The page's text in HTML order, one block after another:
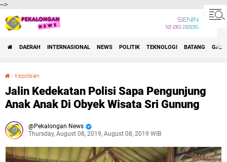
-->
SENIN
10 08 2026
DAERAH INTERNASIONAL NEWS POLITIK TEKNOLOGI BATANG
› Kepolisian
Jalin Kedekatan Polisi Sapa Pengunjung
Anak Anak Di Obyek Wisata Sri Gunung
Pekalongan News
Thursday, August 08, 2019, August 08, 2019 WIB